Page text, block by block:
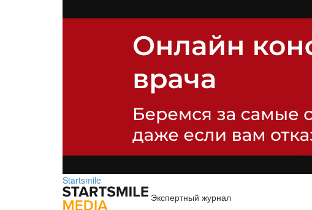
Startsmile
Экспертный журнал